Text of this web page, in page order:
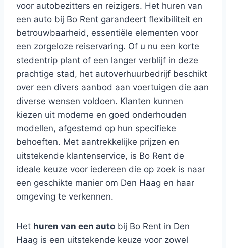
voor autobezitters en reizigers. Het huren van
een auto bij Bo Rent garandeert flexibiliteit en
betrouwbaarheid, essentiële elementen voor
een zorgeloze reiservaring. Of u nu een korte
stedentrip plant of een langer verblijf in deze
prachtige stad, het autoverhuurbedrijf beschikt
over een divers aanbod aan voertuigen die aan
diverse wensen voldoen. Klanten kunnen
kiezen uit moderne en goed onderhouden
modellen, afgestemd op hun specifieke
behoeften. Met aantrekkelijke prijzen en
uitstekende klantenservice, is Bo Rent de
ideale keuze voor iedereen die op zoek is naar
een geschikte manier om Den Haag en haar
omgeving te verkennen.
Het huren van een auto bij Bo Rent in Den
Haag is een uitstekende keuze voor zowel